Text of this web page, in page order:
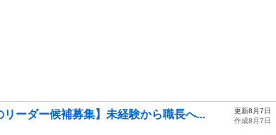
ーダー候補募集】未経験から職長へ...
更新8月7日
作成8月7日